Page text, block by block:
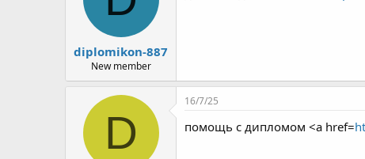
diplomikon-887
New member
D
16/7/25
помощь с дипломом <a href=